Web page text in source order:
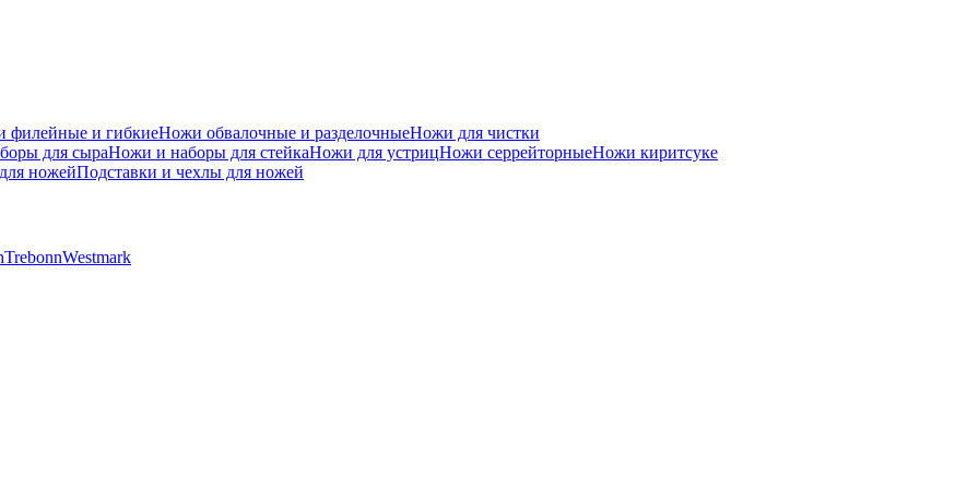
филейные и гибкиеНожи обвалочные и разделочныеНожи для чистки
для сыраНожи и наборы для стейкаНожи для устрицНожи серрейторныеНожи киритсуке
ножейПодставки и чехлы для ножей
TrebonnWestmark